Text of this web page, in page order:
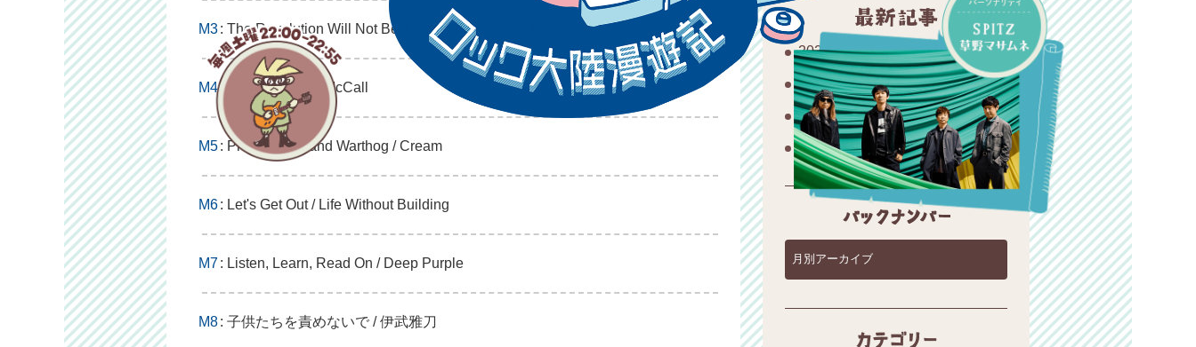
M3: The Revolution Will Not Be Televised / Gil Scott-Heron
M4: Convoy / C. W. McCall
M5: Pressed Rat and Warthog / Cream
M6: Let's Get Out / Life Without Building
M7: Listen, Learn, Read On / Deep Purple
M8: 子供たちを責めないで / 伊武雅刀
2026年8月8日オンエアリスト
2026年8月1日オンエアリスト
2026年7月25日オンエアリスト
2026年7月18日オンエアリスト